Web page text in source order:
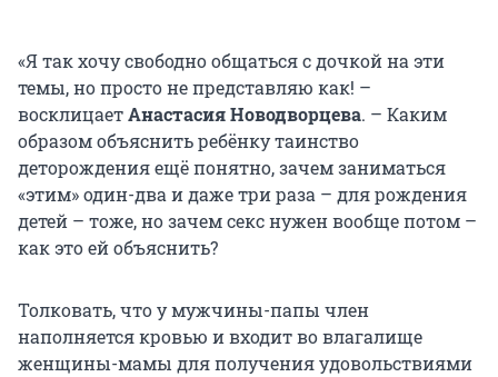
«Я так хочу свободно общаться с дочкой на эти
темы, но просто не представляю как! –
восклицаетАнастасия Новодворцева. – Каким
образом объяснить ребёнку таинство
деторождения ещё понятно, зачем заниматься
«этим» один-два и даже три раза – для рождения
детей – тоже, но зачем секс нужен вообще потом –
как это ей объяснить?
Толковать, что у мужчины-папы член
наполняется кровью и входит во влагалище
женщины-мамы для получения удовольствиями